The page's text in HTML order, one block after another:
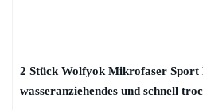
2 Stück Wolfyok Mikrofaser Sport
wasseranziehendes und schnell